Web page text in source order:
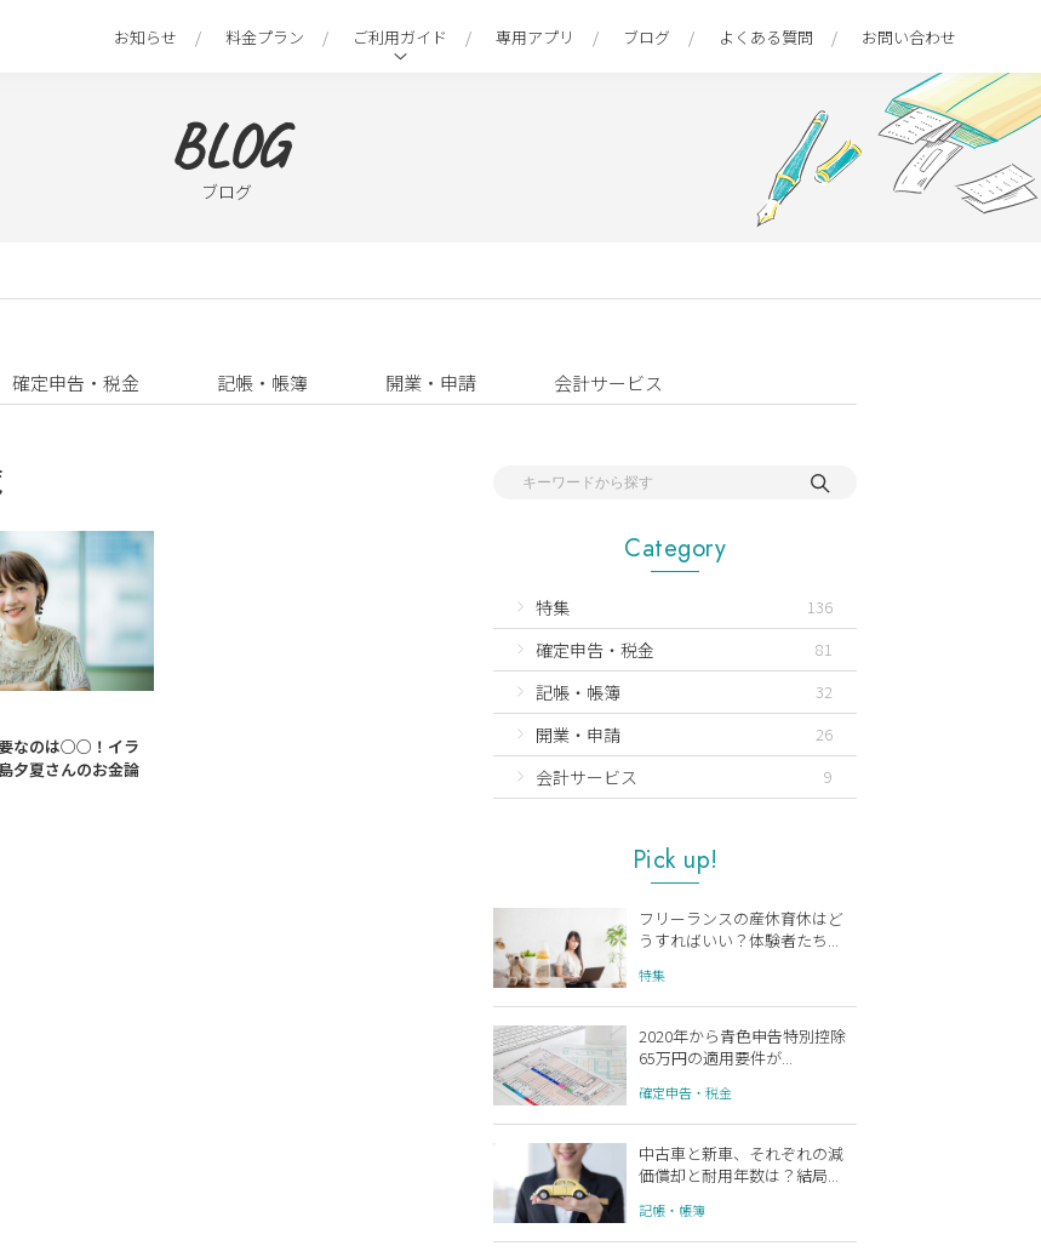
お知らせ 料金プラン ご利用ガイド 専用アプリ ブログ よくある質問 お問い合わせ
BLOG
ブログ
確定申告・税金 記帳・帳簿 開業・申請 会計サービス
なのは○○！イラ
夕夏さんのお金論
Category
特集 136
確定申告・税金 81
記帳・帳簿 32
開業・申請 26
会計サービス 9
Pick up!
フリーランスの産休育休はど
うすればいい？体験者たち...
特集
2020年から青色申告特別控除
65万円の適用要件が...
確定申告・税金
中古車と新車、それぞれの減
価償却と耐用年数は？結局...
記帳・帳簿